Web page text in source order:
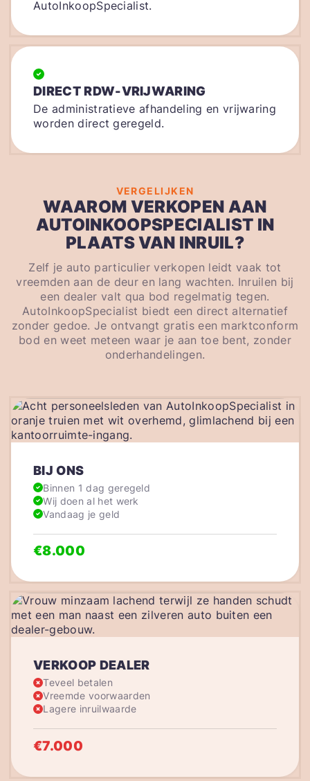
AutoInkoopSpecialist.
DIRECT RDW-VRIJWARING
De administratieve afhandeling en vrijwaring
worden direct geregeld.
VERGELIJKEN
WAAROM VERKOPEN AAN
AUTOINKOOPSPECIALIST IN
PLAATS VAN INRUIL?
Zelf je auto particulier verkopen leidt vaak tot
vreemden aan de deur en lang wachten. Inruilen bij
een dealer valt qua bod regelmatig tegen.
AutoInkoopSpecialist biedt een direct alternatief
zonder gedoe. Je ontvangt gratis een marktconform
bod en weet meteen waar je aan toe bent, zonder
onderhandelingen.
VERKOOP DEALER
Teveel betalen
Vreemde voorwaarden
Lagere inruilwaarde
€7.000
BIJ ONS
Binnen 1 dag geregeld
Wij doen al het werk
Vandaag je geld
€8.000